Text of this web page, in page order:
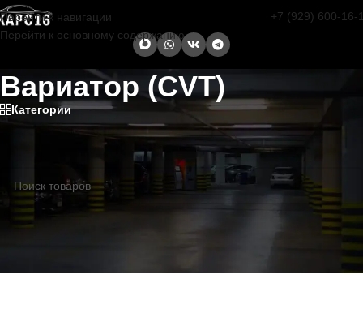
Перейти к навигации
Перейти к основному содержанию
+7 (929) 600-16-
Вариатор (CVT)
Категории
Главная страница/ Вариатор (CVT)
Ваш запрос, не обнаружен.